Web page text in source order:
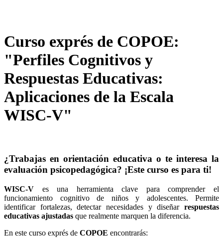
Curso exprés de COPOE:
"Perfiles Cognitivos y
Respuestas Educativas:
Aplicaciones de la Escala
WISC-V"
¿Trabajas en orientación educativa o te interesa la
evaluación psicopedagógica? ¡Este curso es para ti!
WISC-V es una herramienta clave para comprender el
funcionamiento cognitivo de niños y adolescentes. Permite
identificar fortalezas, detectar necesidades y diseñar respuestas
educativas ajustadas que realmente marquen la diferencia.
En este curso exprés de COPOE encontrarás: